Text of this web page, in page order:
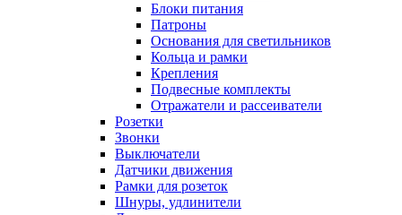
Блоки питания
Патроны
Основания для светильников
Кольца и рамки
Крепления
Подвесные комплекты
Отражатели и рассеиватели
Розетки
Звонки
Выключатели
Датчики движения
Рамки для розеток
Шнуры, удлинители